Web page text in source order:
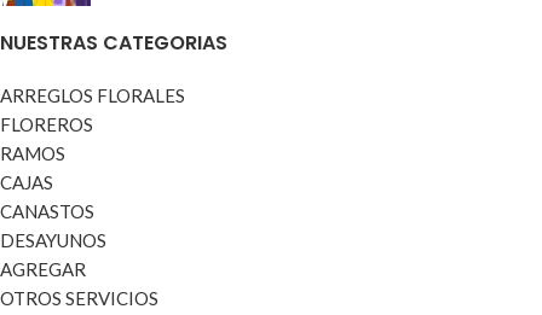
NUESTRAS CATEGORIAS
ARREGLOS FLORALES
FLOREROS
RAMOS
CAJAS
CANASTOS
DESAYUNOS
AGREGAR
OTROS SERVICIOS